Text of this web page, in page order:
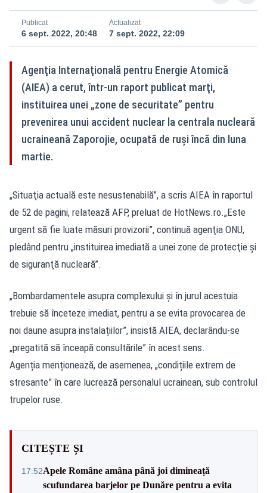
Publicat
6 sept. 2022, 20:48
Actualizat
7 sept. 2022, 22:09
Agenţia Internaţională pentru Energie Atomică
(AIEA) a cerut, într-un raport publicat marţi,
instituirea unei „zone de securitate” pentru
prevenirea unui accident nuclear la centrala nucleară
ucraineană Zaporojie, ocupată de ruși încă din luna
martie.
„Situaţia actuală este nesustenabilă”, a scris AIEA în raportul
de 52 de pagini, relatează AFP, preluat de HotNews.ro.„Este
urgent să fie luate măsuri provizorii”, continuă agenţia ONU,
pledând pentru „instituirea imediată a unei zone de protecţie şi
de siguranţă nucleară”.
„Bombardamentele asupra complexului și în jurul acestuia
trebuie să înceteze imediat, pentru a se evita provocarea de
noi daune asupra instalațiilor”, insistă AIEA, declarându-se
„pregatită să înceapă consultările” în acest sens.
Agenția menționează, de asemenea, „condițiile extrem de
stresante” în care lucrează personalul ucrainean, sub controlul
trupelor ruse.
CITEȘTE ȘI
17:52Apele Române amâna până joi dimineață
scufundarea barjelor pe Dunăre pentru a evita